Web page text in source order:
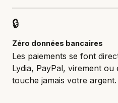
🔒
Zéro données bancaires
Les paiements se font
Lydia, PayPal, virement ou
touche jamais votre argent.